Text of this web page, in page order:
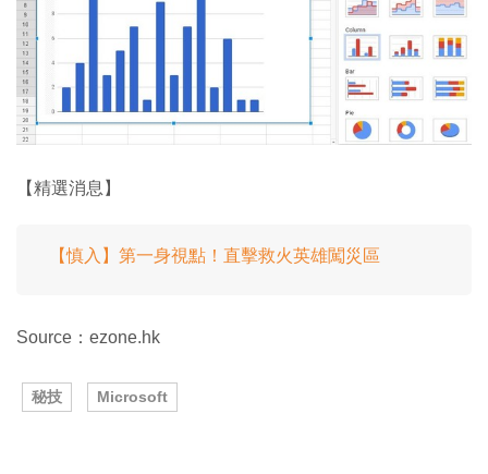
【精選消息】
【慎入】第一身視點！直擊救火英雄闖災區
Source：ezone.hk
秘技 Microsoft